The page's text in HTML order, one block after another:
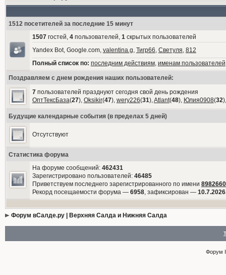
1512 посетителей за последние 15 минут
1507гостей, 4пользователей, 1скрытых пользователей
Yandex Bot, Google.com, valentina.g, Тигр66, Светуля, 812
Полный список по: последним действиям, именам пользователей
Поздравляем с днем рождения наших пользователей:
7пользователей празднуют сегодня свой день рождения
ОптТексБаза(27), Oksikir(47), wery226(31),Atlant(48), Юлия0908(32
Будущие календарные события (в пределах 5 дней)
Отсутствуют
Статистика форума
На форуме сообщений: 462431
Зарегистрировано пользователей: 46485
Приветствуем последнего зарегистрированного по имени
Рекорд посещаемости форума — 6958, зафиксирован —
Форум вСалде.ру | Верхняя Салда и Нижняя Салда
Форум